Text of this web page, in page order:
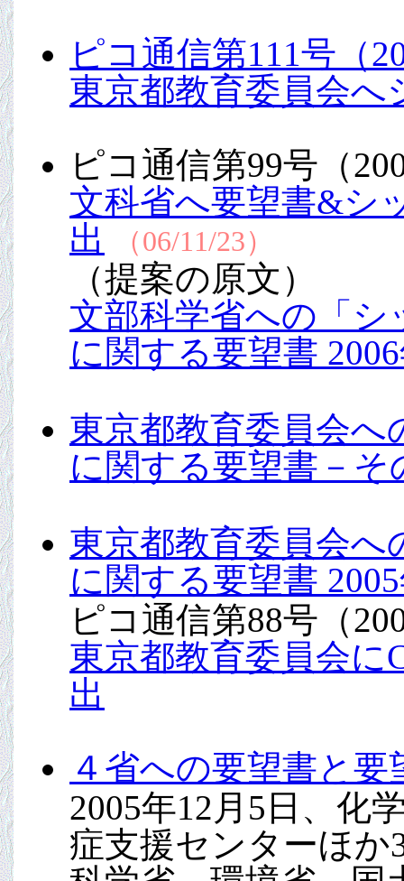
ピコ通信第111号（
東京都教育委員会
ピコ通信第99号（
文科省へ要望書&シ
出
（06/11/23）
（提案の原文）
文部科学省への「
に関する要望書
東京都教育委員会へ
に関する要望書－
東京都教育委員会へ
に関する要望書
ピコ通信第88号（
東京都教育委員会に
出
４省への要望書と
2005年12月5日、化
症支援センターほか